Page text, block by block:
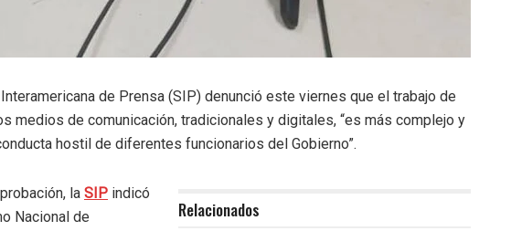
de Prensa (SIP) denunció este viernes que el trabajo de
medios de comunicación, tradicionales y digitales, “es más complejo y
hostil de diferentes funcionarios del Gobierno”.
Relacionados
la SIP indicó
Nacional de